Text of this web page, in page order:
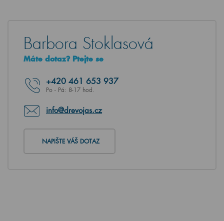
Barbora Stoklasová
Máte dotaz? Ptejte se
+420 461 653 937
Po - Pá: 8-17 hod.
info@drevojas.cz
NAPIŠTE VÁŠ DOTAZ